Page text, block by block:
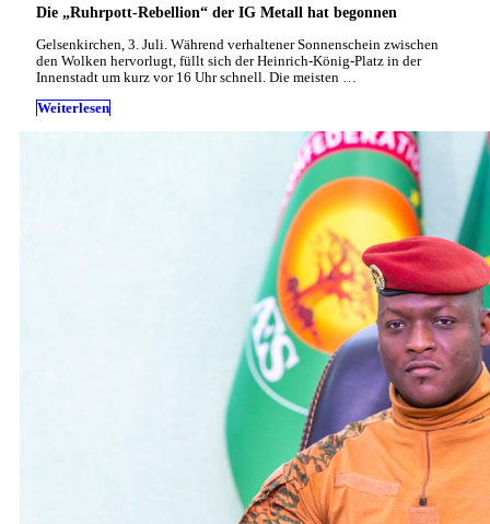
Die „Ruhrpott-Rebellion“ der IG Metall hat begonnen
Gelsenkirchen, 3. Juli. Während verhaltener Sonnenschein zwischen
den Wolken hervorlugt, füllt sich der Heinrich-König-Platz in der
Innenstadt um kurz vor 16 Uhr schnell. Die meisten …
Weiterlesen